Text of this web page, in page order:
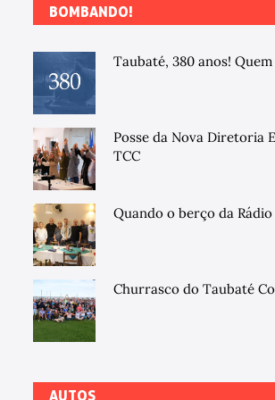
BOMBANDO!
Taubaté, 380 anos!
Posse da Nova Diretoria
TCC
Quando o berço da
Churrasco do Taubaté
AUTOS